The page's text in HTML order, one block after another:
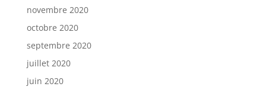
novembre 2020
octobre 2020
septembre 2020
juillet 2020
juin 2020